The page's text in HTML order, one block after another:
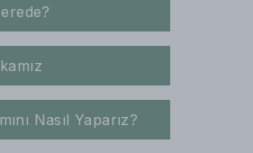
Nasıl Yaparız?